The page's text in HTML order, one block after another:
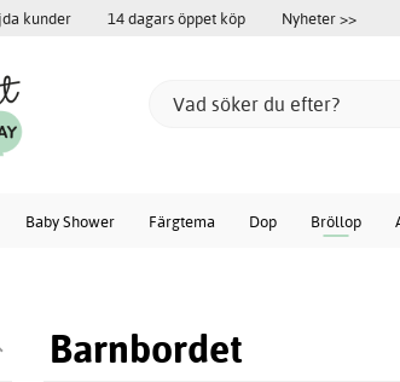
kunder 14 dagars öppet köp Nyheter >>
Baby Shower Färgtema Dop Bröllop
Barnbordet